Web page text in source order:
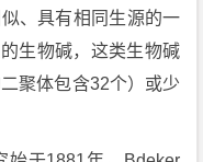
、具有相同生源的一
生物碱，这类生物碱
聚体包含32个）或少